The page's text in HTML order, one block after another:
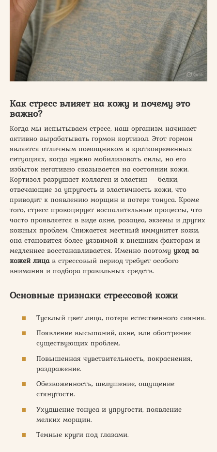
Как стресс влияет на кожу и почему это
важно?
Когда мы испытываем стресс, наш организм начинает
активно вырабатывать гормон кортизол. Этот гормон
является отличным помощником в кратковременных
ситуациях, когда нужно мобилизовать силы, но его
избыток негативно сказывается на состоянии кожи.
Кортизол разрушает коллаген и эластин – белки,
отвечающие за упругость и эластичность кожи, что
приводит к появлению морщин и потере тонуса. Кроме
того, стресс провоцирует воспалительные процессы, что
часто проявляется в виде акне, розацеа, экземы и других
кожных проблем. Снижается местный иммунитет кожи,
она становится более уязвимой к внешним факторам и
медленнее восстанавливается. Именно поэтому уход за
кожей лицав стрессовый период требует особого
внимания и подбора правильных средств.
Основные признаки стрессовой кожи
Тусклый цвет лица, потеря естественного сияния.
Появление высыпаний, акне, или обострение
существующих проблем.
Повышенная чувствительность, покраснения,
раздражение.
Обезвоженность, шелушение, ощущение
стянутости.
Ухудшение тонуса и упругости, появление
мелких морщин.
Темные круги под глазами.